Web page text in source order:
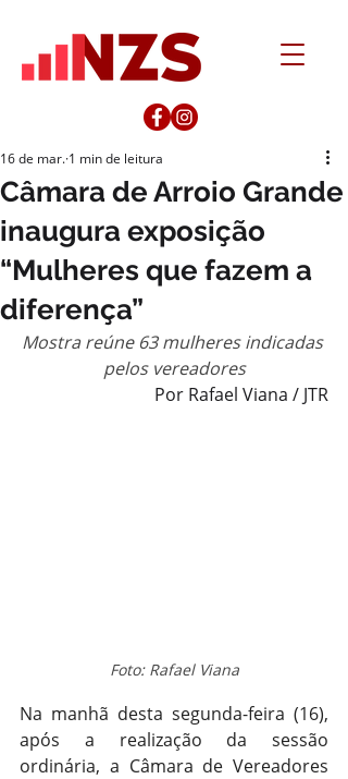
Câmara de Arroio Grande
inaugura exposição
“Mulheres que fazem a
diferença”
16 de mar. 1 min de leitura
Mostra reúne 63 mulheres indicadas
pelos vereadores
Por Rafael Viana / JTR
Foto: Rafael Viana
Na manhã desta segunda-feira (16),
após a realização da sessão
ordinária, a Câmara de Vereadores